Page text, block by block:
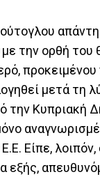
την ορθή του
προκειμένου
μετά τη
την Κυπριακή
Είπε,
εξής,